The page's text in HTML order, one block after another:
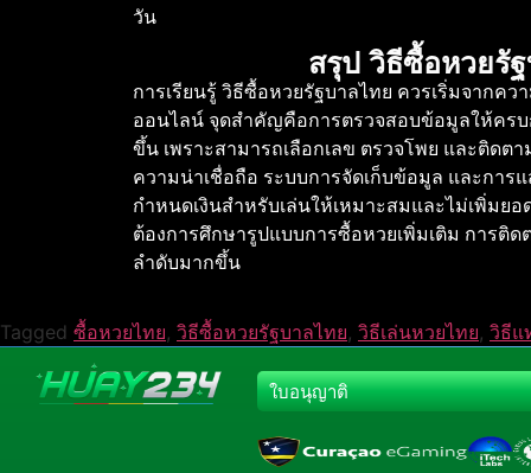
วัน
สรุป วิธีซื้อหวยรั
การเรียนรู้ วิธีซื้อหวยรัฐบาลไทย ควรเริ่มจากค
ออนไลน์ จุดสำคัญคือการตรวจสอบข้อมูลให้คร
ขึ้น เพราะสามารถเลือกเลข ตรวจโพย และติดต
ความน่าเชื่อถือ ระบบการจัดเก็บข้อมูล และการ
กำหนดเงินสำหรับเล่นให้เหมาะสมและไม่เพิ่มย
ต้องการศึกษารูปแบบการซื้อหวยเพิ่มเติม การติ
ลำดับมากขึ้น
Tagged ซื้อหวยไทย, วิธีซื้อหวยรัฐบาลไทย, วิธีเล่นหวยไทย, วิธีแ
ใบอนุญาติ